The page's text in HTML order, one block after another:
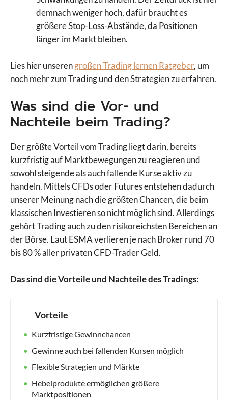
demnach weniger hoch, dafür braucht es
größere Stop-Loss-Abstände, da Positionen
länger im Markt bleiben.
Lies hier unserengroßen Trading lernen Ratgeber, um
noch mehr zum Trading und den Strategien zu erfahren.
Was sind die Vor- und
Nachteile beim Trading?
Der größte Vorteil vom Trading liegt darin, bereits
kurzfristig auf Marktbewegungen zu reagieren und
sowohl steigende als auch fallende Kurse aktiv zu
handeln. Mittels CFDs oder Futures entstehen dadurch
unserer Meinung nach die größten Chancen, die beim
klassischen Investieren so nicht möglich sind. Allerdings
gehört Trading auch zu den risikoreichsten Bereichen an
der Börse. Laut ESMA verlieren je nach Broker rund 70
bis 80 % aller privaten CFD-Trader Geld.
Das sind die Vorteile und Nachteile des Tradings:
Vorteile
Kurzfristige Gewinnchancen
Gewinne auch bei fallenden Kursen möglich
Flexible Strategien und Märkte
Hebelprodukte ermöglichen größere
Marktpositionen